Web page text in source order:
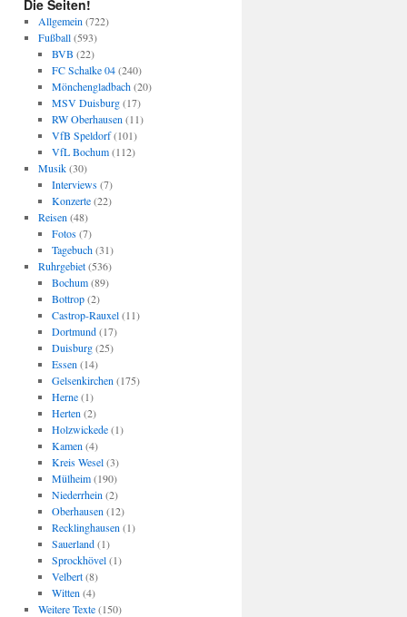
Die Seiten!
Allgemein (722)
Fußball(593)
BVB (22)
FC Schalke 04(240)
Mönchengladbach(20)
MSV Duisburg(17)
RW Oberhausen (11)
VfB Speldorf(101)
VfL Bochum(112)
Musik(30)
Interviews(7)
Konzerte(22)
Reisen (48)
Fotos(7)
Tagebuch(31)
Ruhrgebiet(536)
Bochum(89)
Bottrop(2)
Castrop-Rauxel(11)
Dortmund(17)
Duisburg(25)
Essen (14)
Gelsenkirchen (175)
Herne(1)
Herten (2)
Holzwickede(1)
Kamen (4)
Kreis Wesel(3)
Mülheim(190)
Niederrhein (2)
Oberhausen (12)
Recklinghausen (1)
Sauerland(1)
Sprockhövel(1)
Velbert(8)
Witten (4)
Weitere Texte(150)